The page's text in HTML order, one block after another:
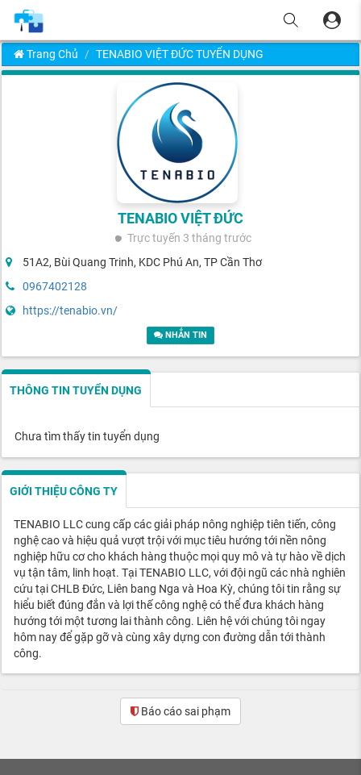
Trang Chủ TENABIO VIỆT ĐỨC TUYỂN DỤNG
TENABIO VIỆT ĐỨC
Trực tuyến 3 tháng trước
51A2, Bùi Quang Trinh, KDC Phú An, TP Cần Thơ
0967402128
https://tenabio.vn/
NHẮN TIN
THÔNG TIN TUYỂN DỤNG
Chưa tìm thấy tin tuyển dụng
GIỚI THIỆU CÔNG TY
TENABIO LLC cung cấp các giải pháp nông nghiệp tiên tiến, công
nghệ cao và hiệu quả vượt trội với mục tiêu hướng tới nền nông
nghiệp hữu cơ cho khách hàng thuộc mọi quy mô và tự hào về dịch
vụ tận tâm, linh hoạt. Tại TENABIO LLC, với đội ngũ các nhà nghiên
cứu tại CHLB Đức, Liên bang Nga và Hoa Kỳ, chúng tôi tin rằng sự
hiểu biết đúng đắn và lợi thế công nghệ có thể đưa khách hàng
hướng tới một tương lai thành công. Liên hệ với chúng tôi ngay
hôm nay để gặp gỡ và cùng xây dựng con đường dẫn tới thành
công.
Báo cáo sai phạm